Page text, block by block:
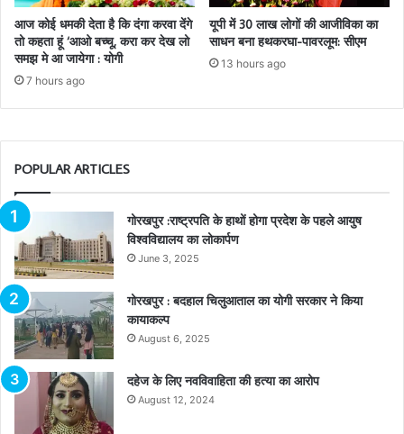
आज कोई धमकी देता है कि दंगा करवा देंगे
तो कहता हूं ‘आओ बच्चू, करा कर देख लो
समझ मे आ जायेगा : योगी
7 hours ago
यूपी में 30 लाख लोगों की आजीविका का
साधन बना हथकरघा-पावरलूम: सीएम
13 hours ago
POPULAR ARTICLES
गोरखपुर :राष्ट्रपति के हाथों होगा प्रदेश के पहले आयुष
विश्वविद्यालय का लोकार्पण
June 3, 2025
गोरखपुर : बदहाल चिलुआताल का योगी सरकार ने किया
कायाकल्प
August 6, 2025
दहेज के लिए नवविवाहिता की हत्या का आरोप
August 12, 2024